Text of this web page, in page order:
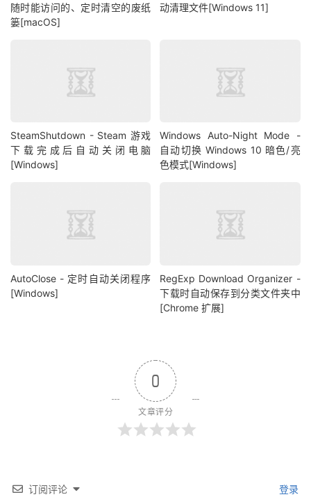
随时能访问的、定时清空的废纸
篓[macOS]
动清理文件[Windows 11]
SteamShutdown - Steam 游戏
下载完成后自动关闭电脑
[Windows]
Windows Auto-Night Mode -
自动切换 Windows 10 暗色/亮
色模式[Windows]
AutoClose - 定时自动关闭程序
[Windows]
RegExp Download Organizer -
下载时自动保存到分类文件夹中
[Chrome 扩展]
0
文章评分
订阅评论 登录